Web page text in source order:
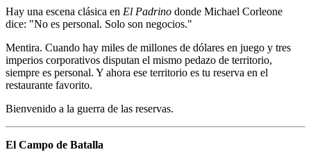
Hay una escena clásica en El Padrino donde Michael Corleone
dice: "No es personal. Solo son negocios."
Mentira. Cuando hay miles de millones de dólares en juego y tres
imperios corporativos disputan el mismo pedazo de territorio,
siempre es personal. Y ahora ese territorio es tu reserva en el
restaurante favorito.
Bienvenido a la guerra de las reservas.
El Campo de Batalla